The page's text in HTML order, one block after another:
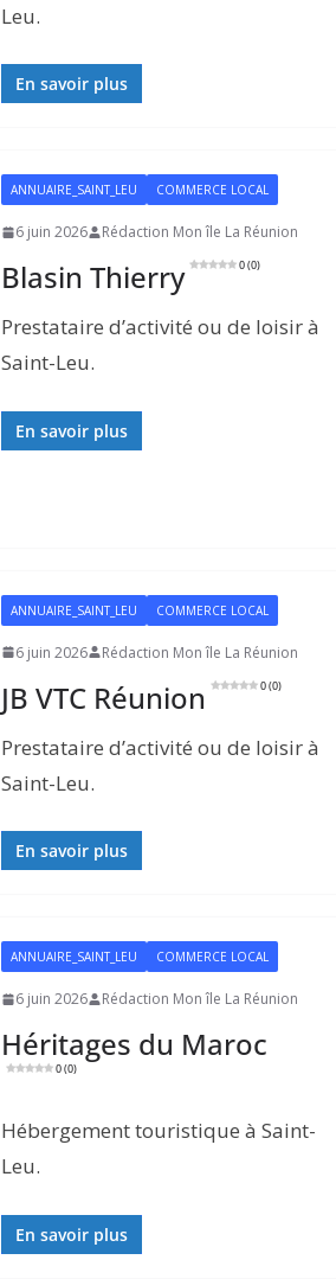
Leu.
En savoir plus
ANNUAIRE_SAINT_LEU COMMERCE LOCAL
6 juin 2026 Rédaction Mon île La Réunion
Blasin Thierry 0 (0)
Prestataire d’activité ou de loisir à
Saint-Leu.
En savoir plus
ANNUAIRE_SAINT_LEU COMMERCE LOCAL
6 juin 2026 Rédaction Mon île La Réunion
JB VTC Réunion 0 (0)
Prestataire d’activité ou de loisir à
Saint-Leu.
En savoir plus
ANNUAIRE_SAINT_LEU COMMERCE LOCAL
6 juin 2026 Rédaction Mon île La Réunion
Héritages du Maroc
0 (0)
Hébergement touristique à Saint-
Leu.
En savoir plus